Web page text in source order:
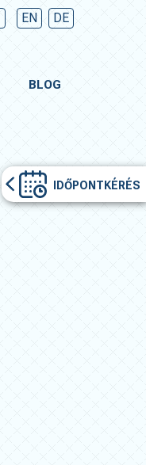
EN DE
BLOG
IDŐPONTKÉRÉS